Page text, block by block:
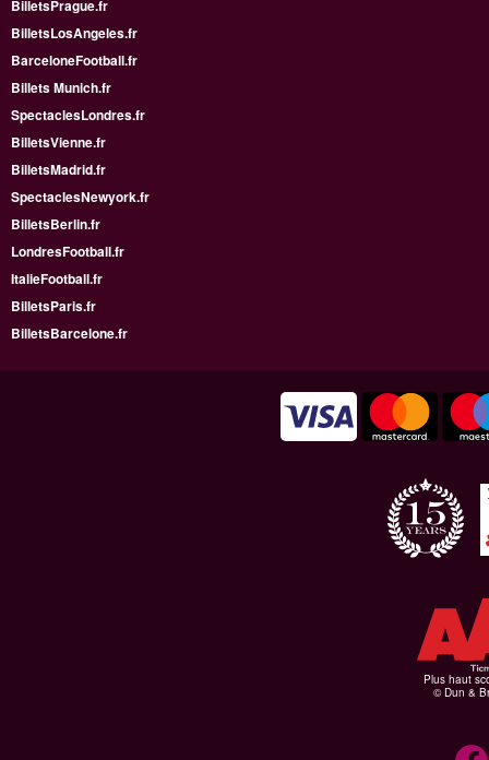
BilletsPrague.fr
BilletsLosAngeles.fr
BarceloneFootball.fr
Billets Munich.fr
SpectaclesLondres.fr
BilletsVienne.fr
BilletsMadrid.fr
SpectaclesNewyork.fr
BilletsBerlin.fr
LondresFootball.fr
ItalieFootball.fr
BilletsParis.fr
BilletsBarcelone.fr
Plus haut
© Dun &